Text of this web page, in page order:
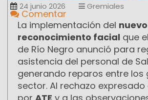
24 junio 2026 Gremiales
Comentar
La implementación del
reconocimiento facial que
de Río Negro anunció para
asistencia del personal de
generando reparos entre los
sector. Al rechazo